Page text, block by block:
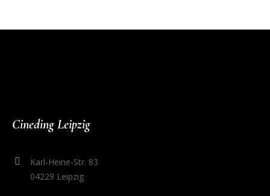
Cineding Leipzig
Karl-Heine-Str. 83
04229 Leipzig